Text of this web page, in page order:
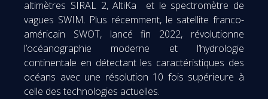
altimètres SIRAL 2, AltiKa et le spectromètre de
vagues SWIM. Plus récemment, le satellite franco-
américain SWOT, lancé fin 2022, révolutionne
l’océanographie moderne et l’hydrologie
continentale en détectant les caractéristiques des
océans avec une résolution 10 fois supérieure à
celle des technologies actuelles.